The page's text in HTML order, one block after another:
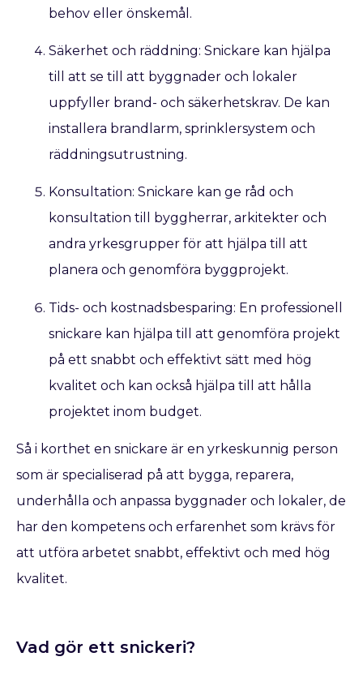
behov eller önskemål.
Säkerhet och räddning: Snickare kan hjälpa
till att se till att byggnader och lokaler
uppfyller brand- och säkerhetskrav. De kan
installera brandlarm, sprinklersystem och
räddningsutrustning.
Konsultation: Snickare kan ge råd och
konsultation till byggherrar, arkitekter och
andra yrkesgrupper för att hjälpa till att
planera och genomföra byggprojekt.
Tids- och kostnadsbesparing: En professionell
snickare kan hjälpa till att genomföra projekt
på ett snabbt och effektivt sätt med hög
kvalitet och kan också hjälpa till att hålla
projektet inom budget.
Så i korthet en snickare är en yrkeskunnig person
som är specialiserad på att bygga, reparera,
underhålla och anpassa byggnader och lokaler, de
har den kompetens och erfarenhet som krävs för
att utföra arbetet snabbt, effektivt och med hög
kvalitet.
Vad gör ett snickeri?